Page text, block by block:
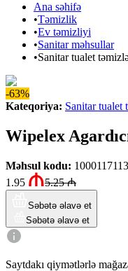
Ana səhifə
•Təmizlik
•Ev təmizliyi
•Sanitar məhsullar
•Sanitar tualet
-63%
Kateqoriya: Sanitar tualet
Wipelex
Məhsul kodu: 1000117113
1.95
5.25₼
Səbətə əlavə et
Səbətə əlavə et
Saytdakı qiymətlərlə